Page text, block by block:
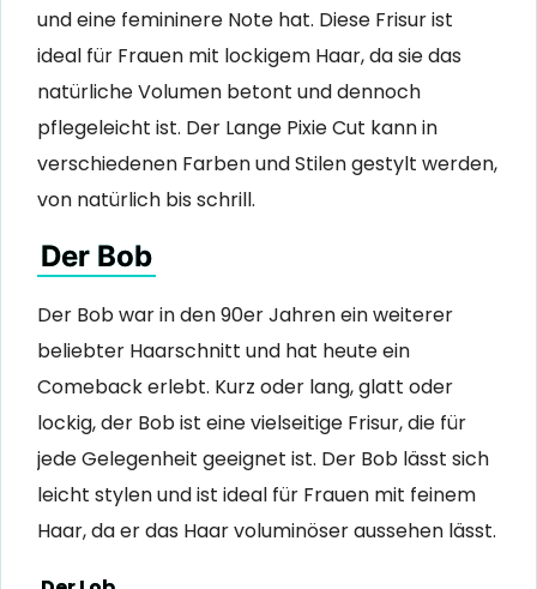
und eine femininere Note hat. Diese Frisur ist
ideal für Frauen mit lockigem Haar, da sie das
natürliche Volumen betont und dennoch
pflegeleicht ist. Der Lange Pixie Cut kann in
verschiedenen Farben und Stilen gestylt werden,
von natürlich bis schrill.
Der Bob
Der Bob war in den 90er Jahren ein weiterer
beliebter Haarschnitt und hat heute ein
Comeback erlebt. Kurz oder lang, glatt oder
lockig, der Bob ist eine vielseitige Frisur, die für
jede Gelegenheit geeignet ist. Der Bob lässt sich
leicht stylen und ist ideal für Frauen mit feinem
Haar, da er das Haar voluminöser aussehen lässt.